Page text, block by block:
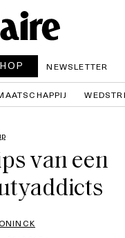
NEWSLETTER
van een